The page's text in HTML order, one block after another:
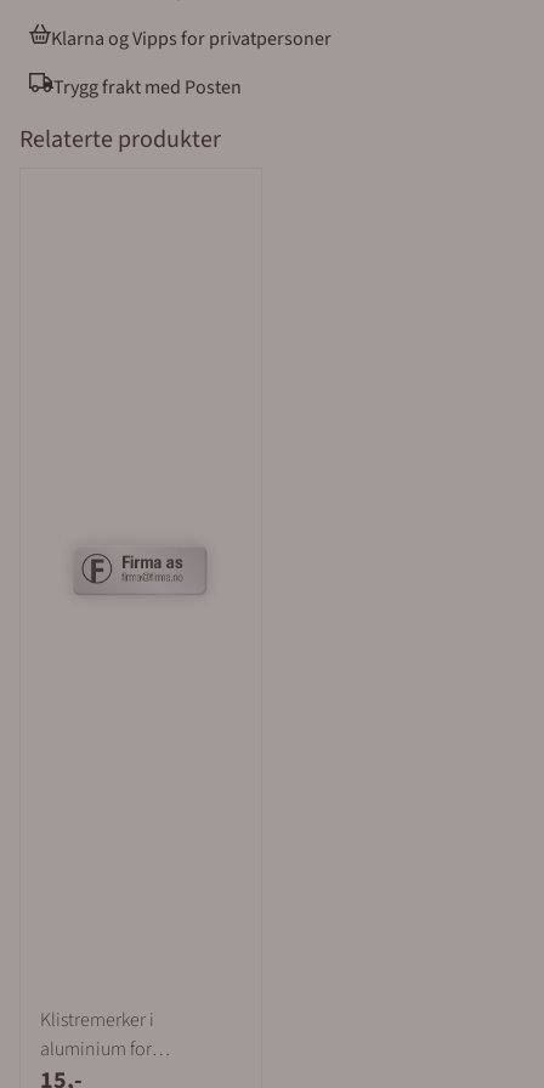
er i realiteten små graverte skilt som er laget på en
bøyelig folie med lim. Graverte tyverimerker leveres i
Klarna og Vipps for privatpersoner
Trygg frakt med Posten
Relaterte produkter
Klistremerker i
aluminium for
tyverimerking
15,-